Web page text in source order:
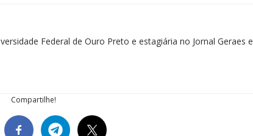
Federal de Ouro Preto e estagiária no Jornal Geraes e
Compartilhe!